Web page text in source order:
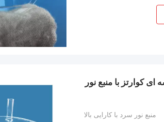
کوارتز با منبع نور
منبع نور سرد با کارایی بالا